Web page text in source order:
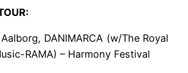
DANIMARCA (w/The Royal
RAMA) – Harmony Festival